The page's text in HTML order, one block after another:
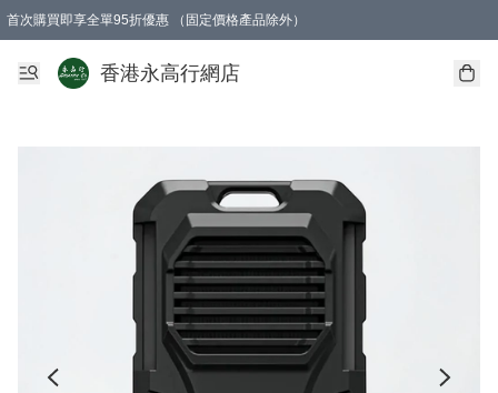
首次購買即享全單95折優惠 （固定價格產品除外）
澳門地區購物滿$800免運費
香港地區購物滿$600免運費
購買滿HK$1000即可免費獲得一個GEARLEX Small Ear Carabiner 2.0 扣環（贈品
香港永高行網店